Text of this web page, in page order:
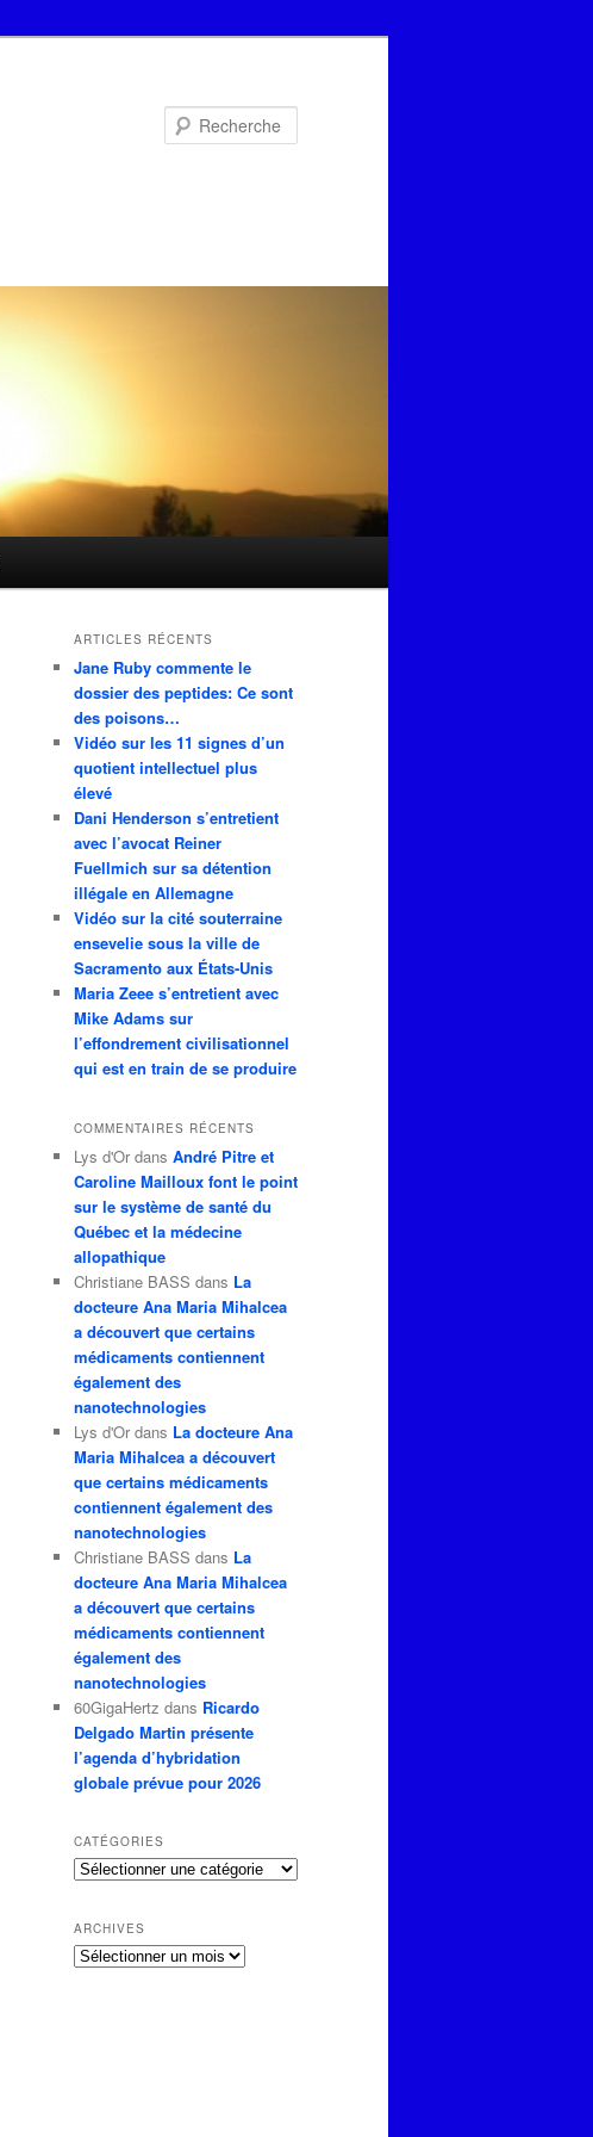
ARTICLES RÉCENTS
Jane Ruby commente le
dossier des peptides: Ce sont
des poisons…
Vidéo sur les 11 signes d’un
quotient intellectuel plus
élevé
Dani Henderson s’entretient
avec l’avocat Reiner
Fuellmich sur sa détention
illégale en Allemagne
Vidéo sur la cité souterraine
ensevelie sous la ville de
Sacramento aux États-Unis
Maria Zeee s’entretient avec
Mike Adams sur
l’effondrement civilisationnel
qui est en train de se produire
COMMENTAIRES RÉCENTS
Lys d'Or dans André Pitre et
Caroline Mailloux font le point
sur le système de santé du
Québec et la médecine
allopathique
Christiane BASS dans La
docteure Ana Maria Mihalcea
a découvert que certains
médicaments contiennent
également des
nanotechnologies
Lys d'Or dans La docteure Ana
Maria Mihalcea a découvert
que certains médicaments
contiennent également des
nanotechnologies
Christiane BASS dans La
docteure Ana Maria Mihalcea
a découvert que certains
médicaments contiennent
également des
nanotechnologies
60GigaHertz dans Ricardo
Delgado Martin présente
l’agenda d’hybridation
globale prévue pour 2026
CATÉGORIES
Catégories
ARCHIVES
Archives